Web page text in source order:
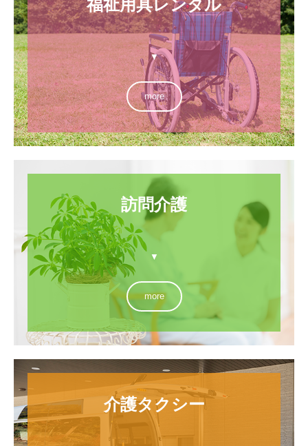
福祉用具レンタル
▼
more
訪問介護
▼
more
介護タクシー